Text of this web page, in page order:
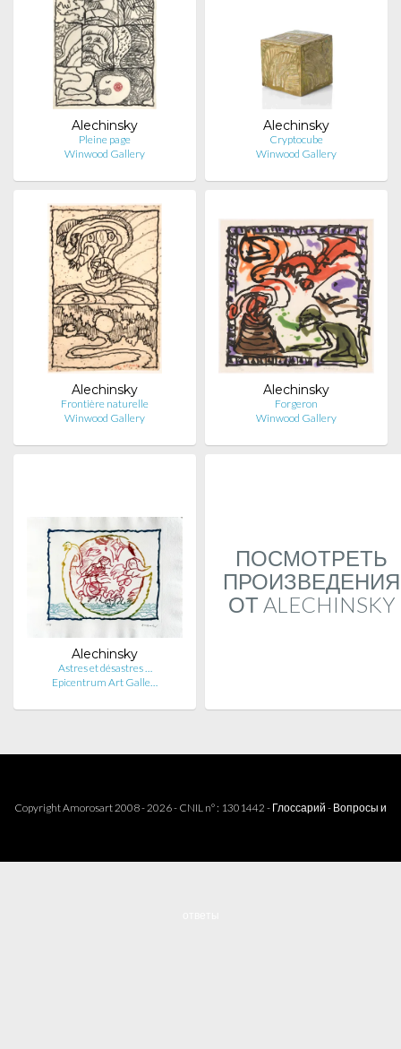
Alechinsky
Pleine page
Winwood Gallery
Alechinsky
Cryptocube
Winwood Gallery
Alechinsky
Frontière naturelle
Winwood Gallery
Alechinsky
Forgeron
Winwood Gallery
Alechinsky
Astres et désastres …
Epicentrum Art Galle…
ПОСМОТРЕТЬ
ПРОИЗВЕДЕНИЯ
ОТ ALECHINSKY
Copyright Amorosart 2008 - 2026 - CNIL n° : 1301442 - Глоссарий - Вопросы и